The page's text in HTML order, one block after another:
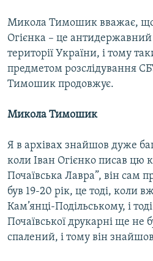
Микола Тимошик вважає,
Огієнка – це
території України, і тому
предметом розслідування
Тимошик продовжує.
Микола Тимошик
Я в архівах знайшов дуже
коли Іван Огієнко писав цю
Почаївська Лавра”, він сам
був 19-20 рік, це тоді, коли
Кам’янці-Подільському, і
Почаївської друкарні ще не
спалений, і тому він знайшов